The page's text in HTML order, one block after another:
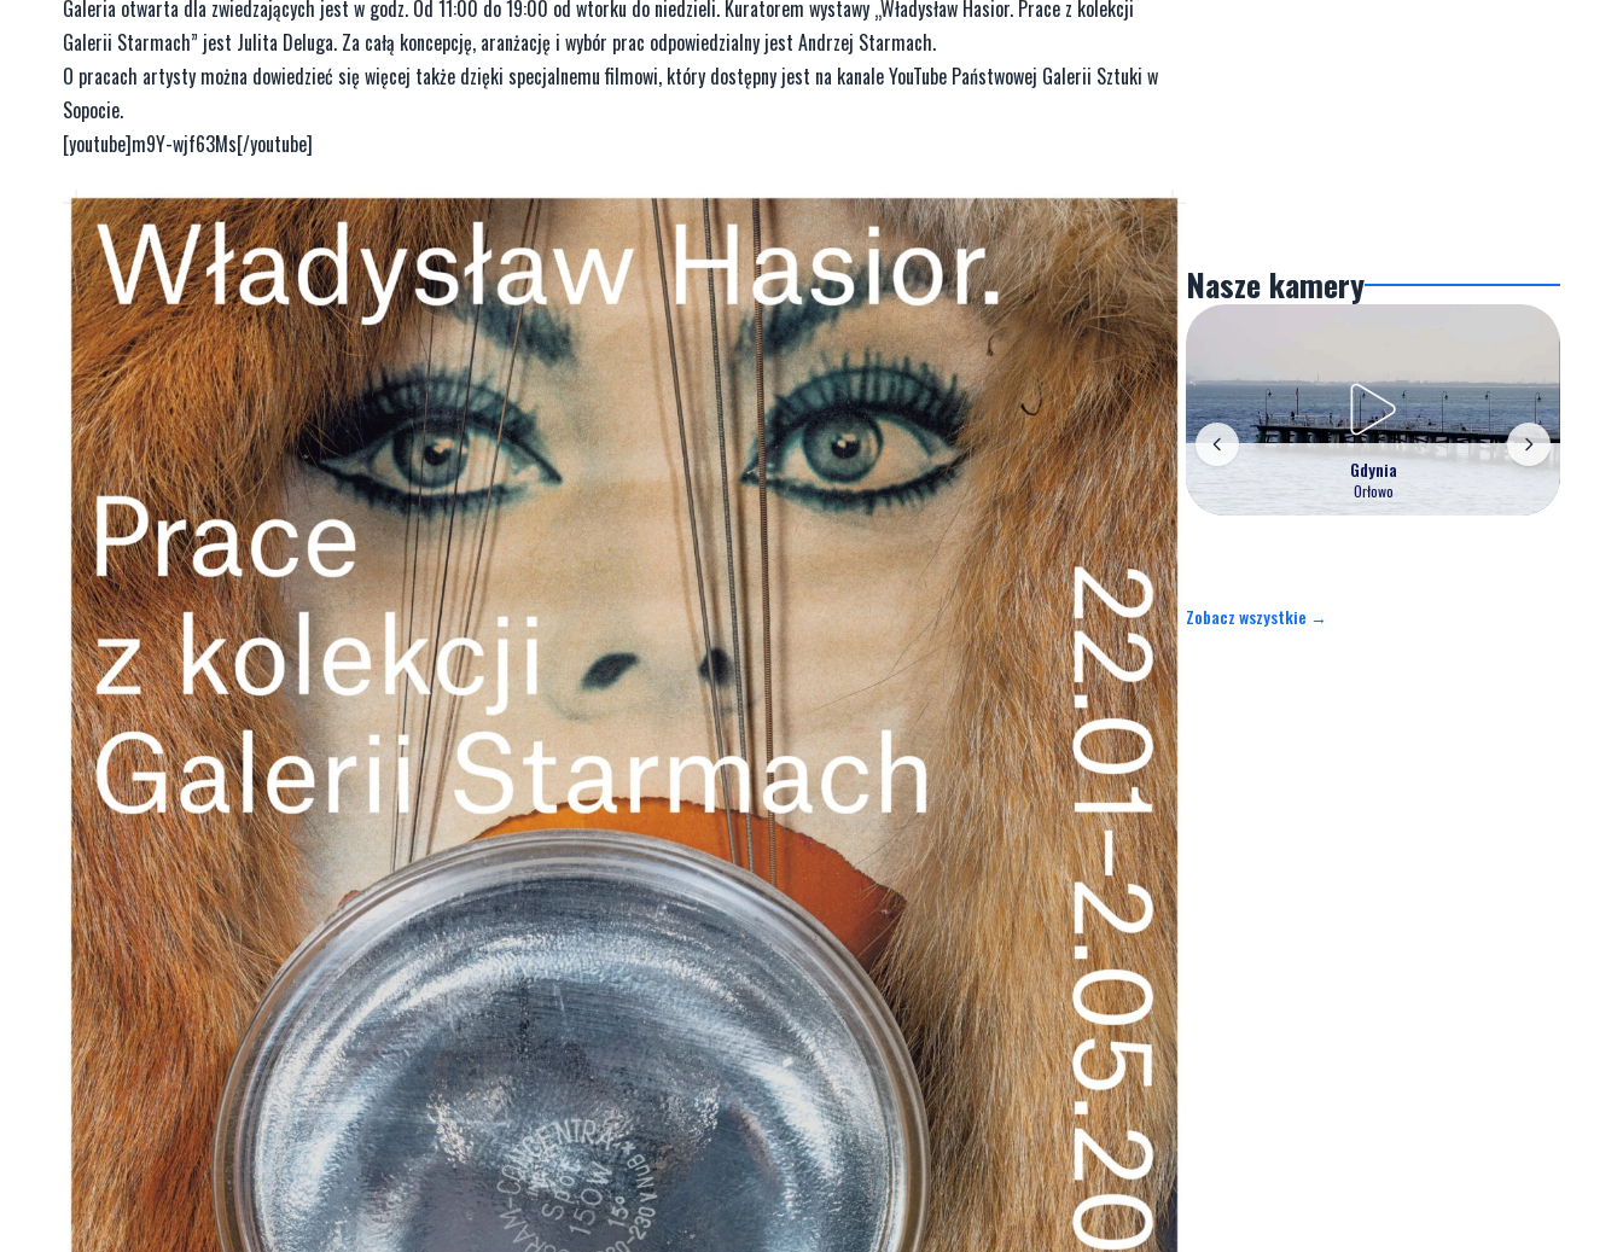
Galeria otwarta dla zwiedzających jest w godz. Od 11:00 do 19:00 od wtorku do niedzieli. Kuratorem wystawy „Władysław Hasior. Prace z kolekcji
Galerii Starmach” jest Julita Deluga. Za całą koncepcję, aranżację i wybór prac odpowiedzialny jest Andrzej Starmach.
O pracach artysty można dowiedzieć się więcej także dzięki specjalnemu filmowi, który dostępny jest na kanale YouTube Państwowej Galerii Sztuki w
Sopocie.
[youtube]m9Y-wjf63Ms[/youtube]
Nasze kamery
Gdynia
Orłowo
Zobacz wszystkie →